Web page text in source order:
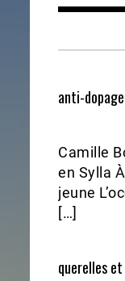
anti-
Camille
en Sylla
jeune
[…]
querelles